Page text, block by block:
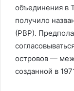
объединения в
получило
(PBP).
островов —
созданной в